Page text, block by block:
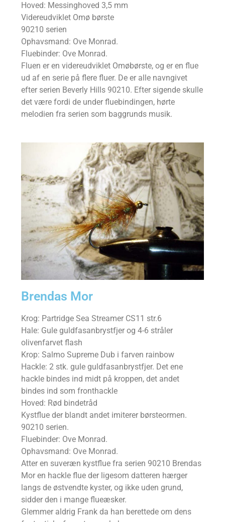
Hoved: Messinghoved 3,5 mm
Videreudviklet Omø børste
90210 serien
Ophavsmand: Ove Monrad.
Fluebinder: Ove Monrad.
Fluen er en videreudviklet Omøbørste, og er en flue
ud af en serie på flere fluer. De er alle navngivet
efter serien Beverly Hills 90210. Efter sigende skulle
det være fordi de under fluebindingen, hørte
melodien fra serien som baggrunds musik.
Brendas Mor
Krog: Partridge Sea Streamer CS11 str.6
Hale: Gule guldfasanbrystfjer og 4-6 stråler
olivenfarvet flash
Krop: Salmo Supreme Dub i farven rainbow
Hackle: 2 stk. gule guldfasanbrystfjer. Det ene
hackle bindes ind midt på kroppen, det andet
bindes ind som fronthackle
Hoved: Rød bindetråd
Kystflue der blandt andet imiterer børsteormen.
90210 serien.
Fluebinder: Ove Monrad.
Ophavsmand: Ove Monrad.
Atter en suveræn kystflue fra serien 90210 Brendas
Mor en hackle flue der ligesom datteren hærger
langs de østvendte kyster, og ikke uden grund,
sidder den i mange flueæsker.
Glemmer aldrig Frank da han berettede om dens